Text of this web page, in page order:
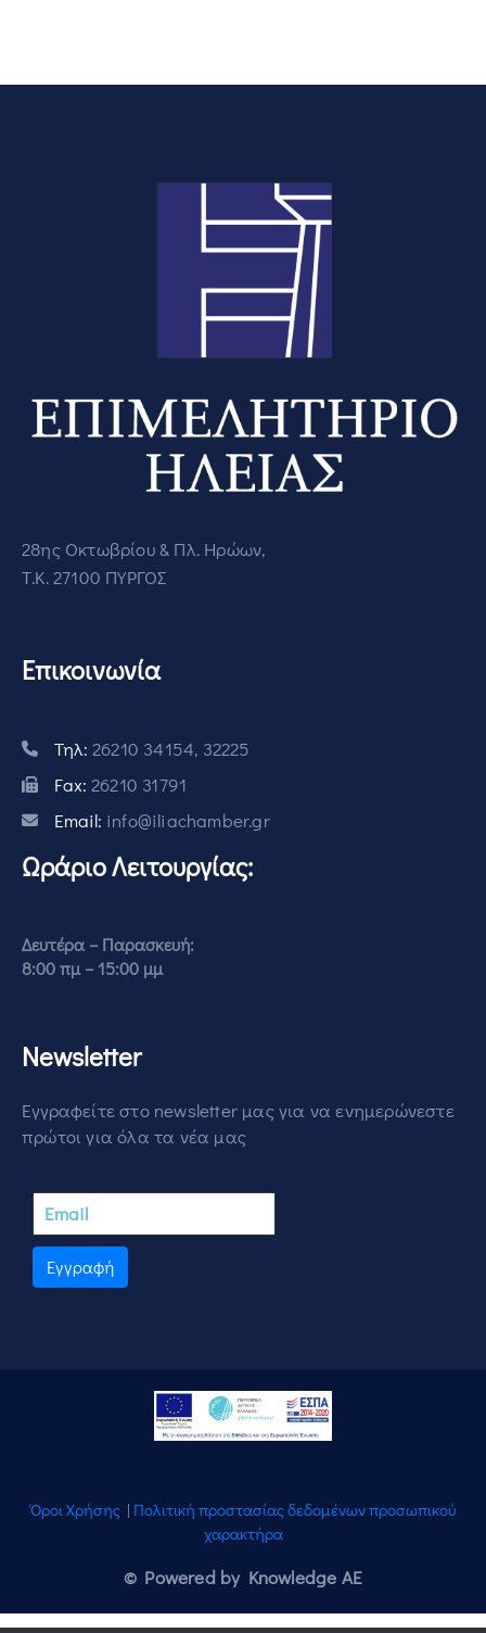
28ης Οκτωβρίου & Πλ. Ηρώων,
Τ.Κ. 27100 ΠΥΡΓΟΣ
Επικοινωνία
Τηλ: 26210 34154, 32225
Fax: 26210 31791
Email: info@iliachamber.gr
Ωράριο Λειτουργίας:
Δευτέρα – Παρασκευή:
8:00 πμ – 15:00 μμ
Newsletter
Εγγραφείτε στο newsletter μας για να ενημερώνεστε
πρώτοι για όλα τα νέα μας
Εγγραφή
Όροι Χρήσης | Πολιτική προστασίας δεδομένων προσωπικού
χαρακτήρα
© Powered by Knowledge AE